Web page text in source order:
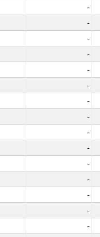
-
-
-
-
-
-
-
-
-
-
-
-
-
-
-